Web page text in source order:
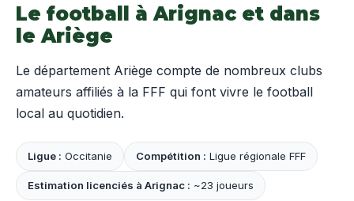
Le football à Arignac et dans
le Ariège
Le département Ariège compte de nombreux clubs
amateurs affiliés à la FFF qui font vivre le football
local au quotidien.
Ligue : Occitanie Compétition : Ligue régionale FFF
Estimation licenciés à Arignac : ~23 joueurs